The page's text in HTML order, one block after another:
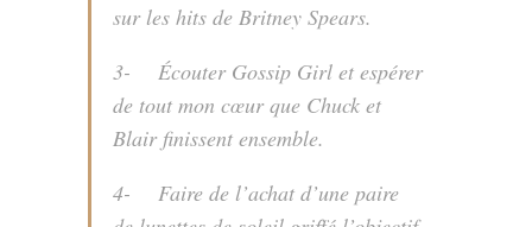
sur les hits de Britney Spears.
3- Écouter Gossip Girl et espérer
de tout mon cœur que Chuck et
Blair finissent ensemble.
4- Faire de l’achat d’une paire